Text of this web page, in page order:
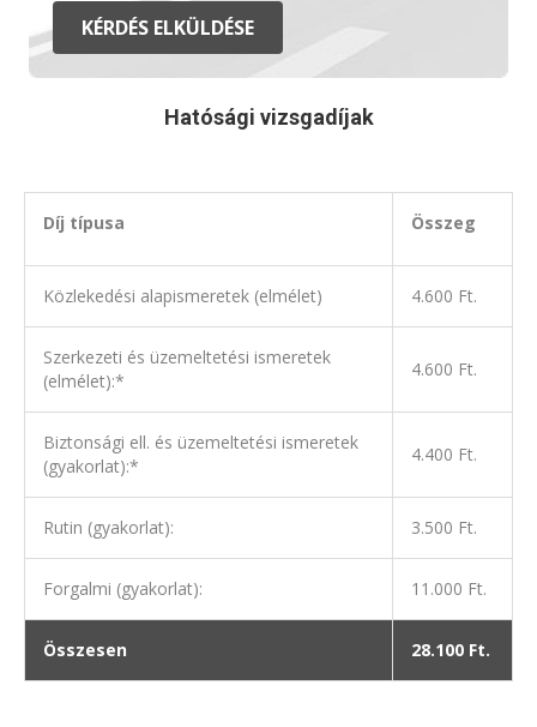
KÉRDÉS ELKÜLDÉSE
Hatósági vizsgadíjak
Díj típusa Összeg
Közlekedési alapismeretek (elmélet) 4.600 Ft.
Szerkezeti és üzemeltetési ismeretek
(elmélet):*
4.600 Ft.
Biztonsági ell. és üzemeltetési ismeretek
(gyakorlat):*
4.400 Ft.
Rutin (gyakorlat): 3.500 Ft.
Forgalmi (gyakorlat): 11.000 Ft.
Összesen 28.100 Ft.